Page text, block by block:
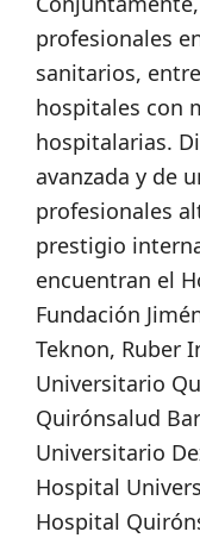
profesionales
sanitarios,
hospitales con
hospitalarias.
avanzada y de
profesionales
prestigio
encuentran el
Fundación
Teknon, Ruber
Universitario
Quirónsalud
Universitario
Hospital
Hospital